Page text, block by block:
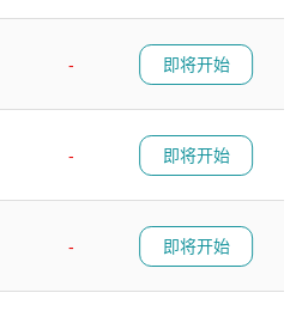
-
即将开始
-
即将开始
-
即将开始